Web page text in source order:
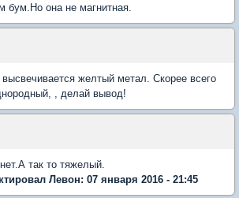
бум.Но она не магнитная.
желтый метал. Скорее всего
, делай вывод!
так то тяжелый.
Левон: 07 января 2016 - 21:45